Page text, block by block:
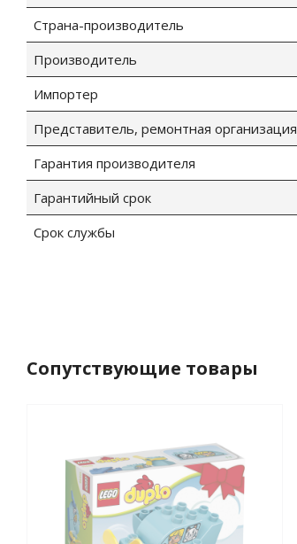
Страна-производитель
Производитель
Импортер
Представитель, ремонтная организация
Гарантия производителя
Гарантийный срок
Срок службы
Сопутствующие товары